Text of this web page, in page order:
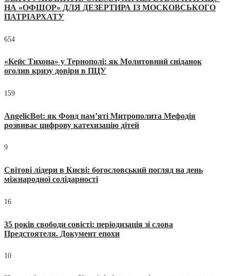
НА «ОФШОР» ДЛЯ ДЕЗЕРТИРА ІЗ МОСКОВСЬКОГО
ПАТРІАРХАТУ
654
«Кейс Тихона» у Тернополі: як Молитовний сніданок
оголив кризу довіри в ПЦУ
159
AngelicBot: як Фонд пам’яті Митрополита Мефодія
розвиває цифрову катехизацію дітей
9
Світові лідери в Києві: богословський погляд на день
міжнародної солідарності
16
35 років свободи совісті: періодизація зі слова
Предстоятеля. Документ епохи
10